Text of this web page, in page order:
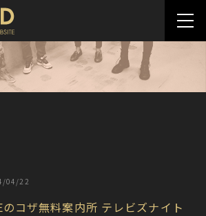
04/22
のコザ無料案内所 テレビズナイト